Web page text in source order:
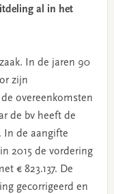
al in het
In de jaren 90
zijn
overeenkomsten
de bv heeft de
In de aangifte
2015 de vordering
€ 823.137. De
gecorrigeerd en